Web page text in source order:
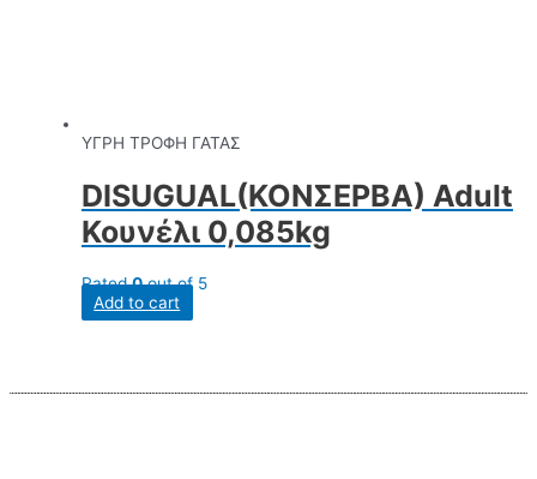
ΥΓΡΗ ΤΡΟΦΗ ΓΑΤΑΣ
DISUGUAL(ΚΟΝΣΕΡΒΑ) Adult
Κουνέλι 0,085kg
Rated0out of 5
Add to cart